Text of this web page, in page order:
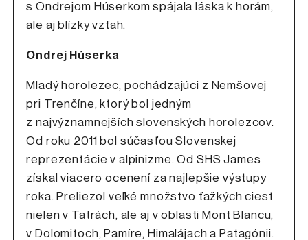
s Ondrejom Húserkom spájala láska k horám,
ale aj blízky vzťah.
Ondrej Húserka
Mladý horolezec, pochádzajúci z Nemšovej
pri Trenčíne, ktorý bol jedným
z najvýznamnejších slovenských horolezcov.
Od roku 2011 bol súčasťou Slovenskej
reprezentácie v alpinizme. Od SHS James
získal viacero ocenení za najlepšie výstupy
roka. Preliezol veľké množstvo ťažkých ciest
nielen v Tatrách, ale aj v oblasti Mont Blancu,
v Dolomitoch, Pamíre, Himalájach a Patagónii.